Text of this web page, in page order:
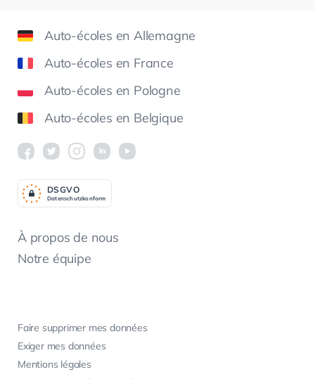
Auto-écoles en Allemagne
Auto-écoles en France
Auto-écoles en Pologne
Auto-écoles en Belgique
À propos de nous
Notre équipe
Faire supprimer mes données
Exiger mes données
Mentions légales
Datenschutzkonform
DSGVO